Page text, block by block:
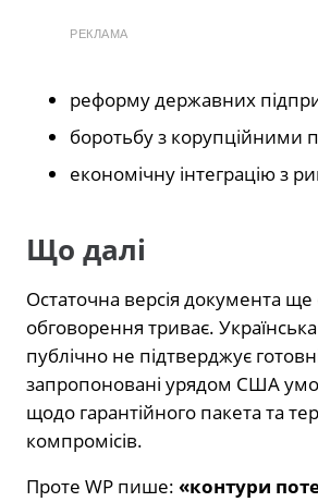
РЕКЛАМА
реформу державних
боротьбу з корупційними
економічну інтеграцію з
Що далі
Остаточна версія документа
обговорення триває.
публічно не підтверджує
запропоновані урядом США
щодо гарантійного пакета та
компромісів.
Проте WP пише: «контури